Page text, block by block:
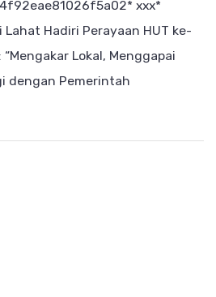
ххх*
Lahat Hadiri Perayaan HUT ke-
Lokal, Menggapai
dengan Pemerintah